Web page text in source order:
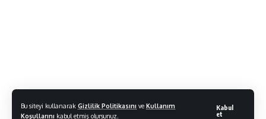
Bu siteyi kullanarak Gizlilik Politikasını ve Kullanım
Koşullarını kabul etmiş olursunuz.
Kabul
et